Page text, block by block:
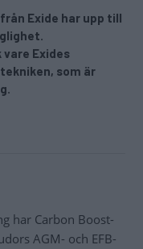
Exide har upp till
Exides
som är
har Carbon Boost-
AGM- och EFB-